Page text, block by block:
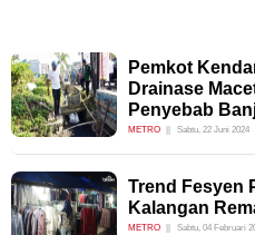
Pemkot
Drainase
Penyebab
METRO Sabtu, 22 Juni 2024
Trend Fesyen
Kalangan
METRO Sabtu, 04 Februari